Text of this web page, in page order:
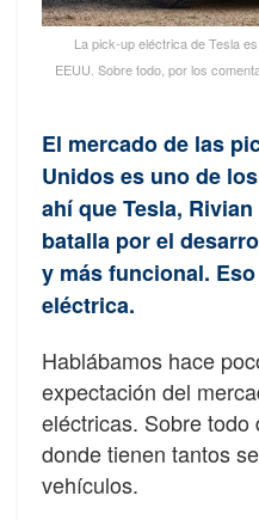
La pick-up eléctrica de Tesla
EEUU. Sobre todo, por los
El mercado de las
Unidos es uno de
ahí que Tesla,
batalla por el
y más funcional.
eléctrica.
Hablábamos hace
expectación del
eléctricas. Sobre todo
donde tienen tantos
vehículos.